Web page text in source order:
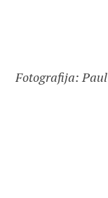
Fotografija: